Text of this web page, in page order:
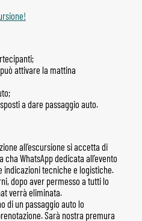
attivare la mattina
a dare passaggio auto.
all’escursione si accetta di
WhatsApp dedicata all’evento
indicazioni tecniche e logistiche.
dopo aver permesso a tutti lo
verrà eliminata.
di un passaggio auto lo
Sarà nostra premura